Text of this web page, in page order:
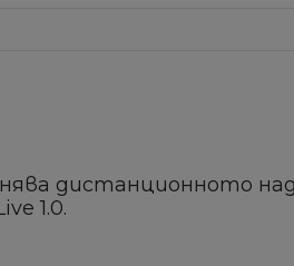
дистанционното
1.0.